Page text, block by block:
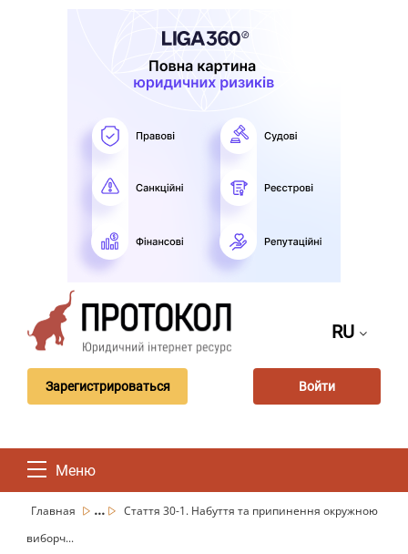
RU
Зарегистрироваться Войти
Меню
Главная ...
Стаття 30-1. Набуття та припинення окружною
виборч...